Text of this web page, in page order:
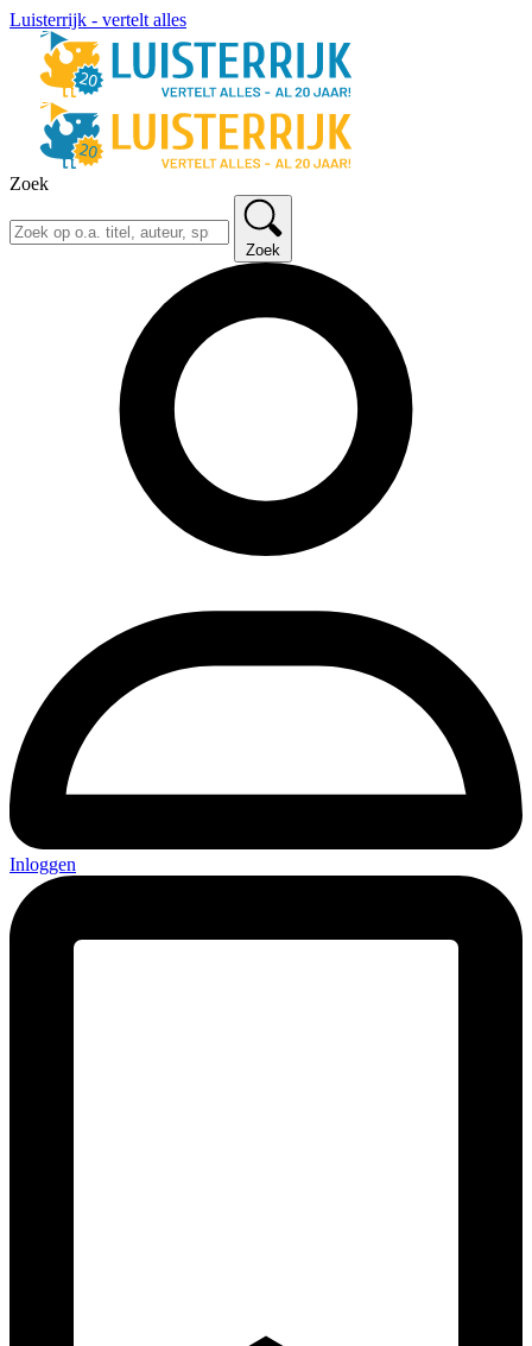
Luisterrijk - vertelt alles
Zoek
Zoek
Inloggen